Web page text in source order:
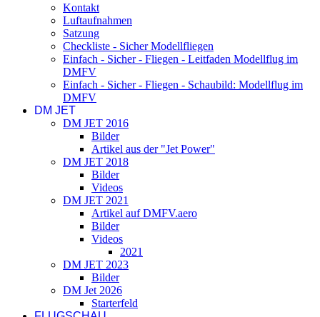
Kontakt
Luftaufnahmen
Satzung
Checkliste - Sicher Modellfliegen
Einfach - Sicher - Fliegen - Leitfaden Modellflug im
DMFV
Einfach - Sicher - Fliegen - Schaubild: Modellflug im
DMFV
DM JET
DM JET 2016
Bilder
Artikel aus der "Jet Power"
DM JET 2018
Bilder
Videos
DM JET 2021
Artikel auf DMFV.aero
Bilder
Videos
2021
DM JET 2023
Bilder
DM Jet 2026
Starterfeld